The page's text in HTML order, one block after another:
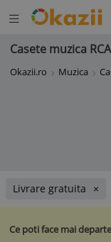
Deschide
meniul
Casete muzica
Okazii.ro Muzica
Livrare gratuita
Ce poti face mai